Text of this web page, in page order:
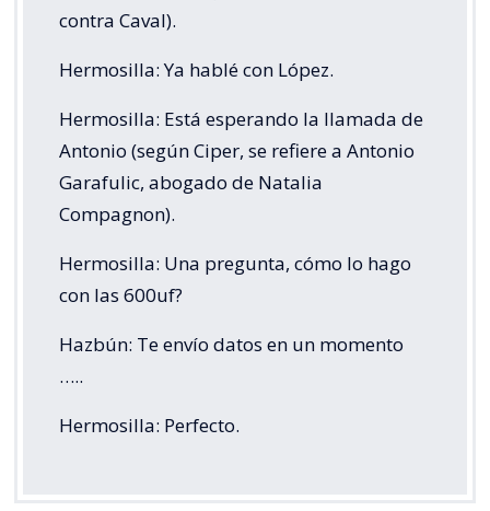
contra Caval).
Hermosilla: Ya hablé con López.
Hermosilla: Está esperando la llamada de
Antonio (según Ciper, se refiere a Antonio
Garafulic, abogado de Natalia
Compagnon).
Hermosilla: Una pregunta, cómo lo hago
con las 600uf?
Hazbún: Te envío datos en un momento
…..
Hermosilla: Perfecto.